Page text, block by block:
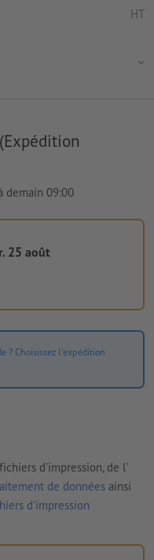
HT
demain 09:00
25 août
? Choisissez l'expédition
d'impression, de l'
de données ainsi
d'impression